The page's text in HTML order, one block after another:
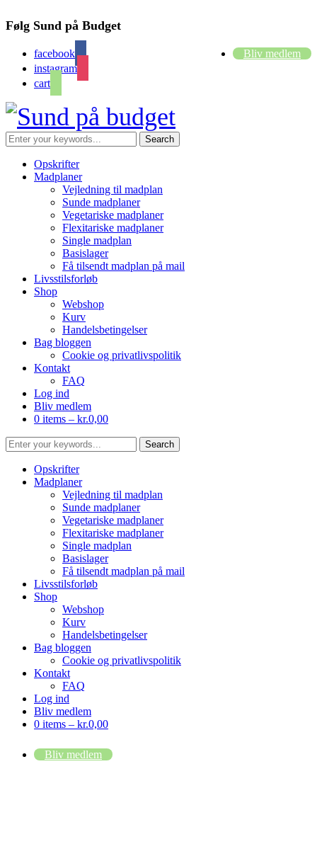
Følg Sund på Budget
facebook
instagram
cart
Bliv medlem
Opskrifter
Madplaner
Vejledning til madplan
Sunde madplaner
Vegetariske madplaner
Flexitariske madplaner
Single madplan
Basislager
Få tilsendt madplan på mail
Livsstilsforløb
Shop
Webshop
Kurv
Handelsbetingelser
Bag bloggen
Cookie og privatlivspolitik
Kontakt
FAQ
Log ind
Bliv medlem
0 items – kr.0,00
Opskrifter
Madplaner
Vejledning til madplan
Sunde madplaner
Vegetariske madplaner
Flexitariske madplaner
Single madplan
Basislager
Få tilsendt madplan på mail
Livsstilsforløb
Shop
Webshop
Kurv
Handelsbetingelser
Bag bloggen
Cookie og privatlivspolitik
Kontakt
FAQ
Log ind
Bliv medlem
0 items – kr.0,00
Bliv medlem